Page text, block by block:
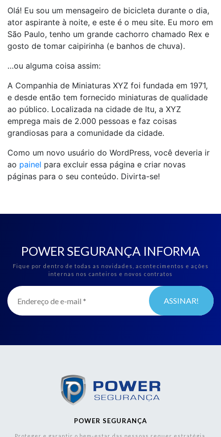
Olá! Eu sou um mensageiro de bicicleta durante o dia,
ator aspirante à noite, e este é o meu site. Eu moro em
São Paulo, tenho um grande cachorro chamado Rex e
gosto de tomar caipirinha (e banhos de chuva).
…ou alguma coisa assim:
A Companhia de Miniaturas XYZ foi fundada em 1971,
e desde então tem fornecido miniaturas de qualidade
ao público. Localizada na cidade de Itu, a XYZ
emprega mais de 2.000 pessoas e faz coisas
grandiosas para a comunidade da cidade.
Como um novo usuário do WordPress, você deveria ir
ao painel para excluir essa página e criar novas
páginas para o seu conteúdo. Divirta-se!
POWER SEGURANÇA INFORMA
Fique por dentro de todas as novidades, acontecimentos e ações
internas nos canteiros e novos contratos
POWER SEGURANÇA